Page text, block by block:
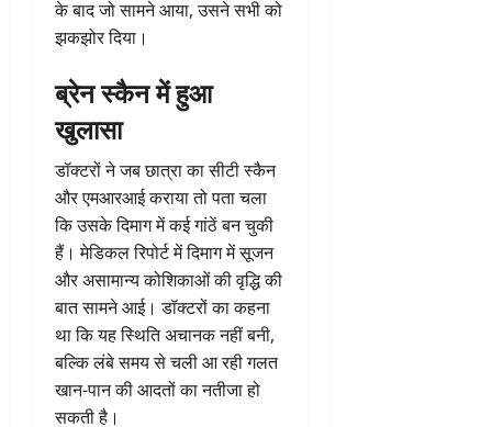
के बाद जो सामने आया, उसने सभी को
झकझोर दिया।
ब्रेन स्कैन में हुआ
खुलासा
डॉक्टरों ने जब छात्रा का सीटी स्कैन
और एमआरआई कराया तो पता चला
कि उसके दिमाग में कई गांठें बन चुकी
हैं। मेडिकल रिपोर्ट में दिमाग में सूजन
और असामान्य कोशिकाओं की वृद्धि की
बात सामने आई। डॉक्टरों का कहना
था कि यह स्थिति अचानक नहीं बनी,
बल्कि लंबे समय से चली आ रही गलत
खान-पान की आदतों का नतीजा हो
सकती है।